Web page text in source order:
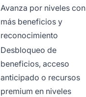
Avanza por niveles con
más beneficios y
reconocimiento
Desbloqueo de
beneficios, acceso
anticipado o recursos
premium en niveles